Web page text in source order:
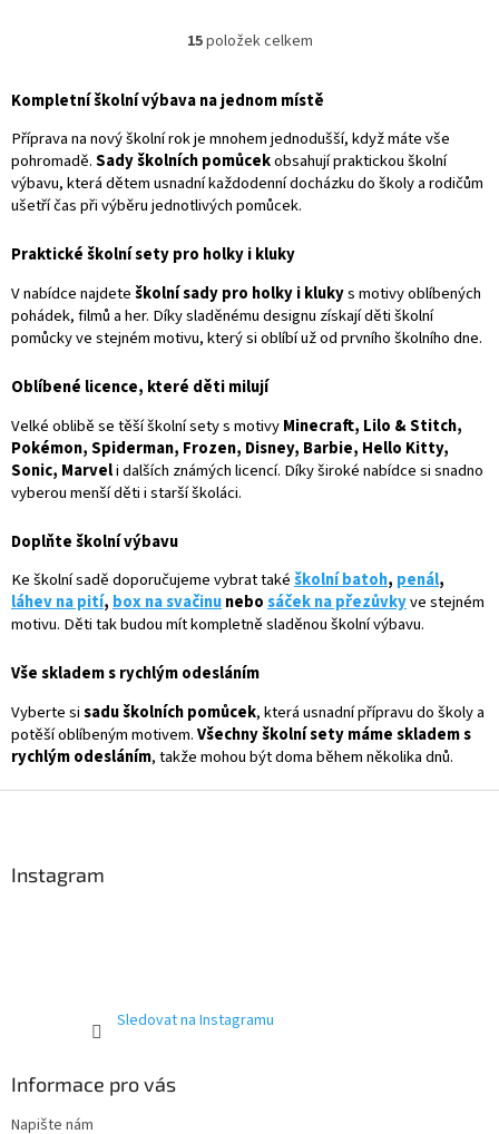
O
l
á
d
a
c
í
v
k
y
v
ý
i
u
15položek celkem
Kompletní školní výbava na jednom místě
Příprava na nový školní rok je mnohem jednodušší, když máte vše
pohromadě.Sady školních pomůcekobsahují praktickou školní
výbavu, která dětem usnadní každodenní docházku do školy a rodičům
ušetří čas při výběru jednotlivých pomůcek.
Praktické školní sety pro holky i kluky
V nabídce najdeteškolní sady pro holky i klukys motivy oblíbených
pohádek, filmů a her. Díky sladěnému designu získají děti školní
pomůcky ve stejném motivu, který si oblíbí už od prvního školního dne.
Oblíbené licence, které děti milují
Velké oblibě se těší školní sety s motivyMinecraft, Lilo & Stitch,
Pokémon, Spiderman, Frozen, Disney, Barbie, Hello Kitty,
Sonic, Marveli dalších známých licencí. Díky široké nabídce si snadno
vyberou menší děti i starší školáci.
Doplňte školní výbavu
Ke školní sadě doporučujeme vybrat takéškolní batoh, penál,
láhev na pití, box na svačinunebosáček na přezůvkyve stejném
motivu. Děti tak budou mít kompletně sladěnou školní výbavu.
Vše skladem s rychlým odesláním
Vyberte sisadu školních pomůcek, která usnadní přípravu do školy a
potěší oblíbeným motivem.Všechny školní sety máme skladem s
rychlým odesláním, takže mohou být doma během několika dnů.
Instagram
Sledovat na Instagramu
Informace pro vás
Napište nám